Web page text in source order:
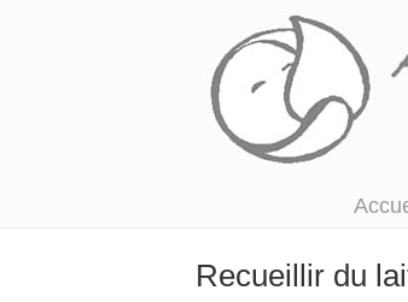
Accompagner, écouter et informer
Recueillir du